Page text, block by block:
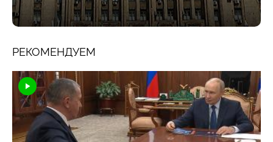
РЕКОМЕНДУЕМ